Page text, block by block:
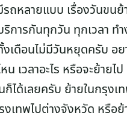
รถหลายแบบ เรื่องวันขนย้
ริการกันทุกวัน ทุกเวลา ท
เดือนไม่มีวันหยุดครับ อ
น เวลาอะไร หรือจะย้ายไป
ได้เลยครับ ย้ายในกรุงเ
งเทพไปต่างจังหวัด หรือย้